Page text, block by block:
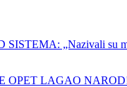
„Nazivali su
OPET LAGAO